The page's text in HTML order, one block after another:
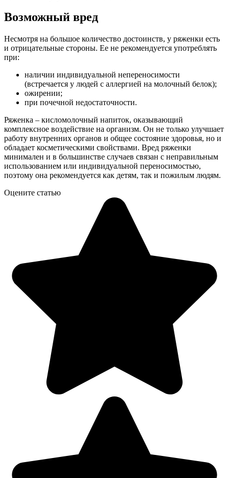
Возможный вред
Несмотря на большое количество достоинств, у ряженки есть
и отрицательные стороны. Ее не рекомендуется употреблять
при:
наличии индивидуальной непереносимости
(встречается у людей с аллергией на молочный белок);
ожирении;
при почечной недостаточности.
Ряженка – кисломолочный напиток, оказывающий
комплексное воздействие на организм. Он не только улучшает
работу внутренних органов и общее состояние здоровья, но и
обладает косметическими свойствами. Вред ряженки
минимален и в большинстве случаев связан с неправильным
использованием или индивидуальной переносимостью,
поэтому она рекомендуется как детям, так и пожилым людям.
Оцените статью